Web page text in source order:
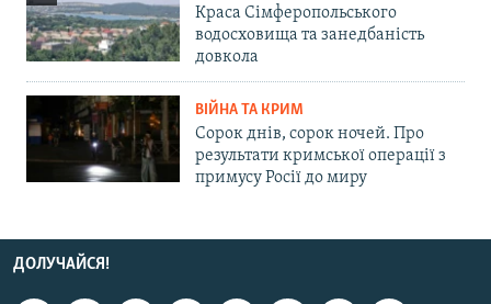
Краса Сімферопольського
водосховища та занедбаність
довкола
ВІЙНА ТА КРИМ
Сорок днів, сорок ночей. Про
результати кримської операції з
примусу Росії до миру
ДОЛУЧАЙСЯ!